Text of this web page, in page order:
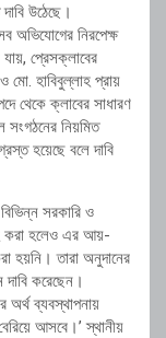
উঠেছে।
অভিযোগের নিরপেক্ষ
প্রেসক্লাবের
মো. হাবিবুল্লাহ প্রায়
থেকে ক্লাবের সাধারণ
সংগঠনের নিয়মিত
হয়েছে বলে দাবি
সরকারি ও
করা হলেও এর আয়-
হয়নি। তারা অনুদানের
করেছেন।
অর্থ ব্যবস্থাপনায়
আসবে।’ স্থানীয়